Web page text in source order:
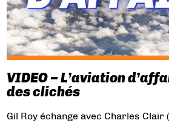
VIDEO – L’aviation
des clichés
Gil Roy échange avec Charles Clair